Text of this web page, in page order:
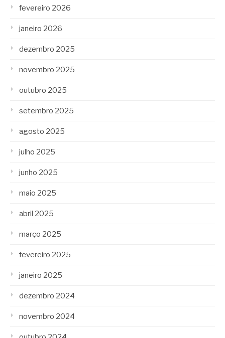
fevereiro 2026
janeiro 2026
dezembro 2025
novembro 2025
outubro 2025
setembro 2025
agosto 2025
julho 2025
junho 2025
maio 2025
abril 2025
março 2025
fevereiro 2025
janeiro 2025
dezembro 2024
novembro 2024